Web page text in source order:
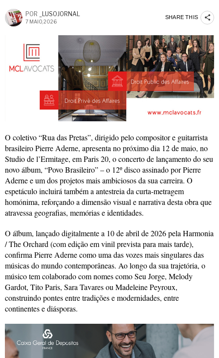
POR _LUSOJORNAL
7 MAIO, 2026
SHARE THIS
O coletivo “Rua das Pretas”, dirigido pelo compositor e guitarrista
brasileiro Pierre Aderne, apresenta no próximo dia 12 de maio, no
Studio de l’Ermitage, em Paris 20, o concerto de lançamento do seu
novo álbum, “Povo Brasileiro” – o 12º disco assinado por Pierre
Aderne e um dos projetos mais ambiciosos da sua carreira. O
espetáculo incluirá também a antestreia da curta-metragem
homónima, reforçando a dimensão visual e narrativa desta obra que
atravessa geografias, memórias e identidades.
O álbum, lançado digitalmente a 10 de abril de 2026 pela Harmonia
/ The Orchard (com edição em vinil prevista para mais tarde),
confirma Pierre Aderne como uma das vozes mais singulares das
músicas do mundo contemporâneas. Ao longo da sua trajetória, o
músico tem colaborado com nomes como Seu Jorge, Melody
Gardot, Tito Paris, Sara Tavares ou Madeleine Peyroux,
construindo pontes entre tradições e modernidades, entre
continentes e diásporas.